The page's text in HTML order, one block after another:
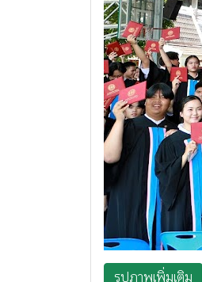
รูปภาพเพิ่มเติม